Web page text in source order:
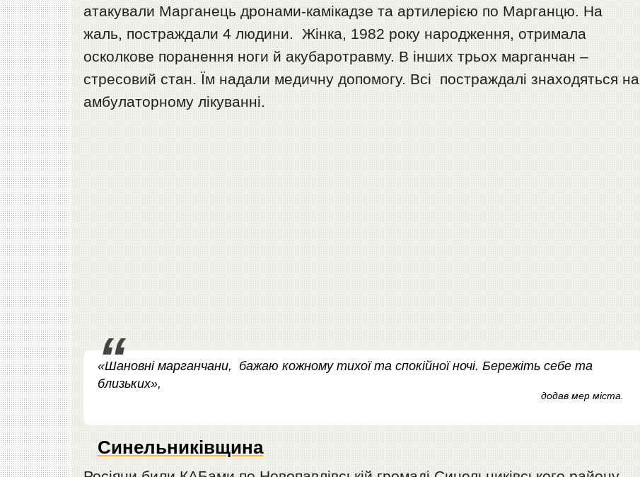
атакували Марганець дронами-камікадзе та артилерією по Марганцю. На
жаль, постраждали 4 людини. Жінка, 1982 року народження, отримала
осколкове поранення ноги й акубаротравму. В інших трьох марганчан –
стресовий стан. Їм надали медичну допомогу. Всі постраждалі знаходяться на
амбулаторному лікуванні.
«Шановні марганчани, бажаю кожному тихої та спокійної ночі. Бережіть себе та
близьких»,
додав мер міста.
Синельниківщина